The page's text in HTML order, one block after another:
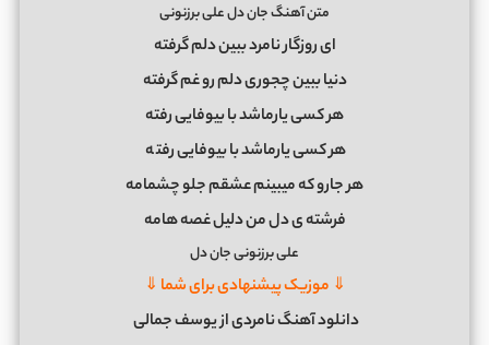
متن آهنگ جان دل علی برزنونی
ای روزگار نامرد ببین دلم گرفته
دنیا ببین چجوری دلم رو غم گرفته
هر کسی یارماشد با بیوفایی رفته
هر کسی یارماشد با بیوفایی رفته
هر جارو که میبینم عشقم جلو چشمامه
فرشته ی دل من دلیل غصه هامه
علی برزنونی جان دل
⇓ موزیک پیشنهادی برای شما ⇓
دانلود آهنگ نامردی از یوسف جمالی